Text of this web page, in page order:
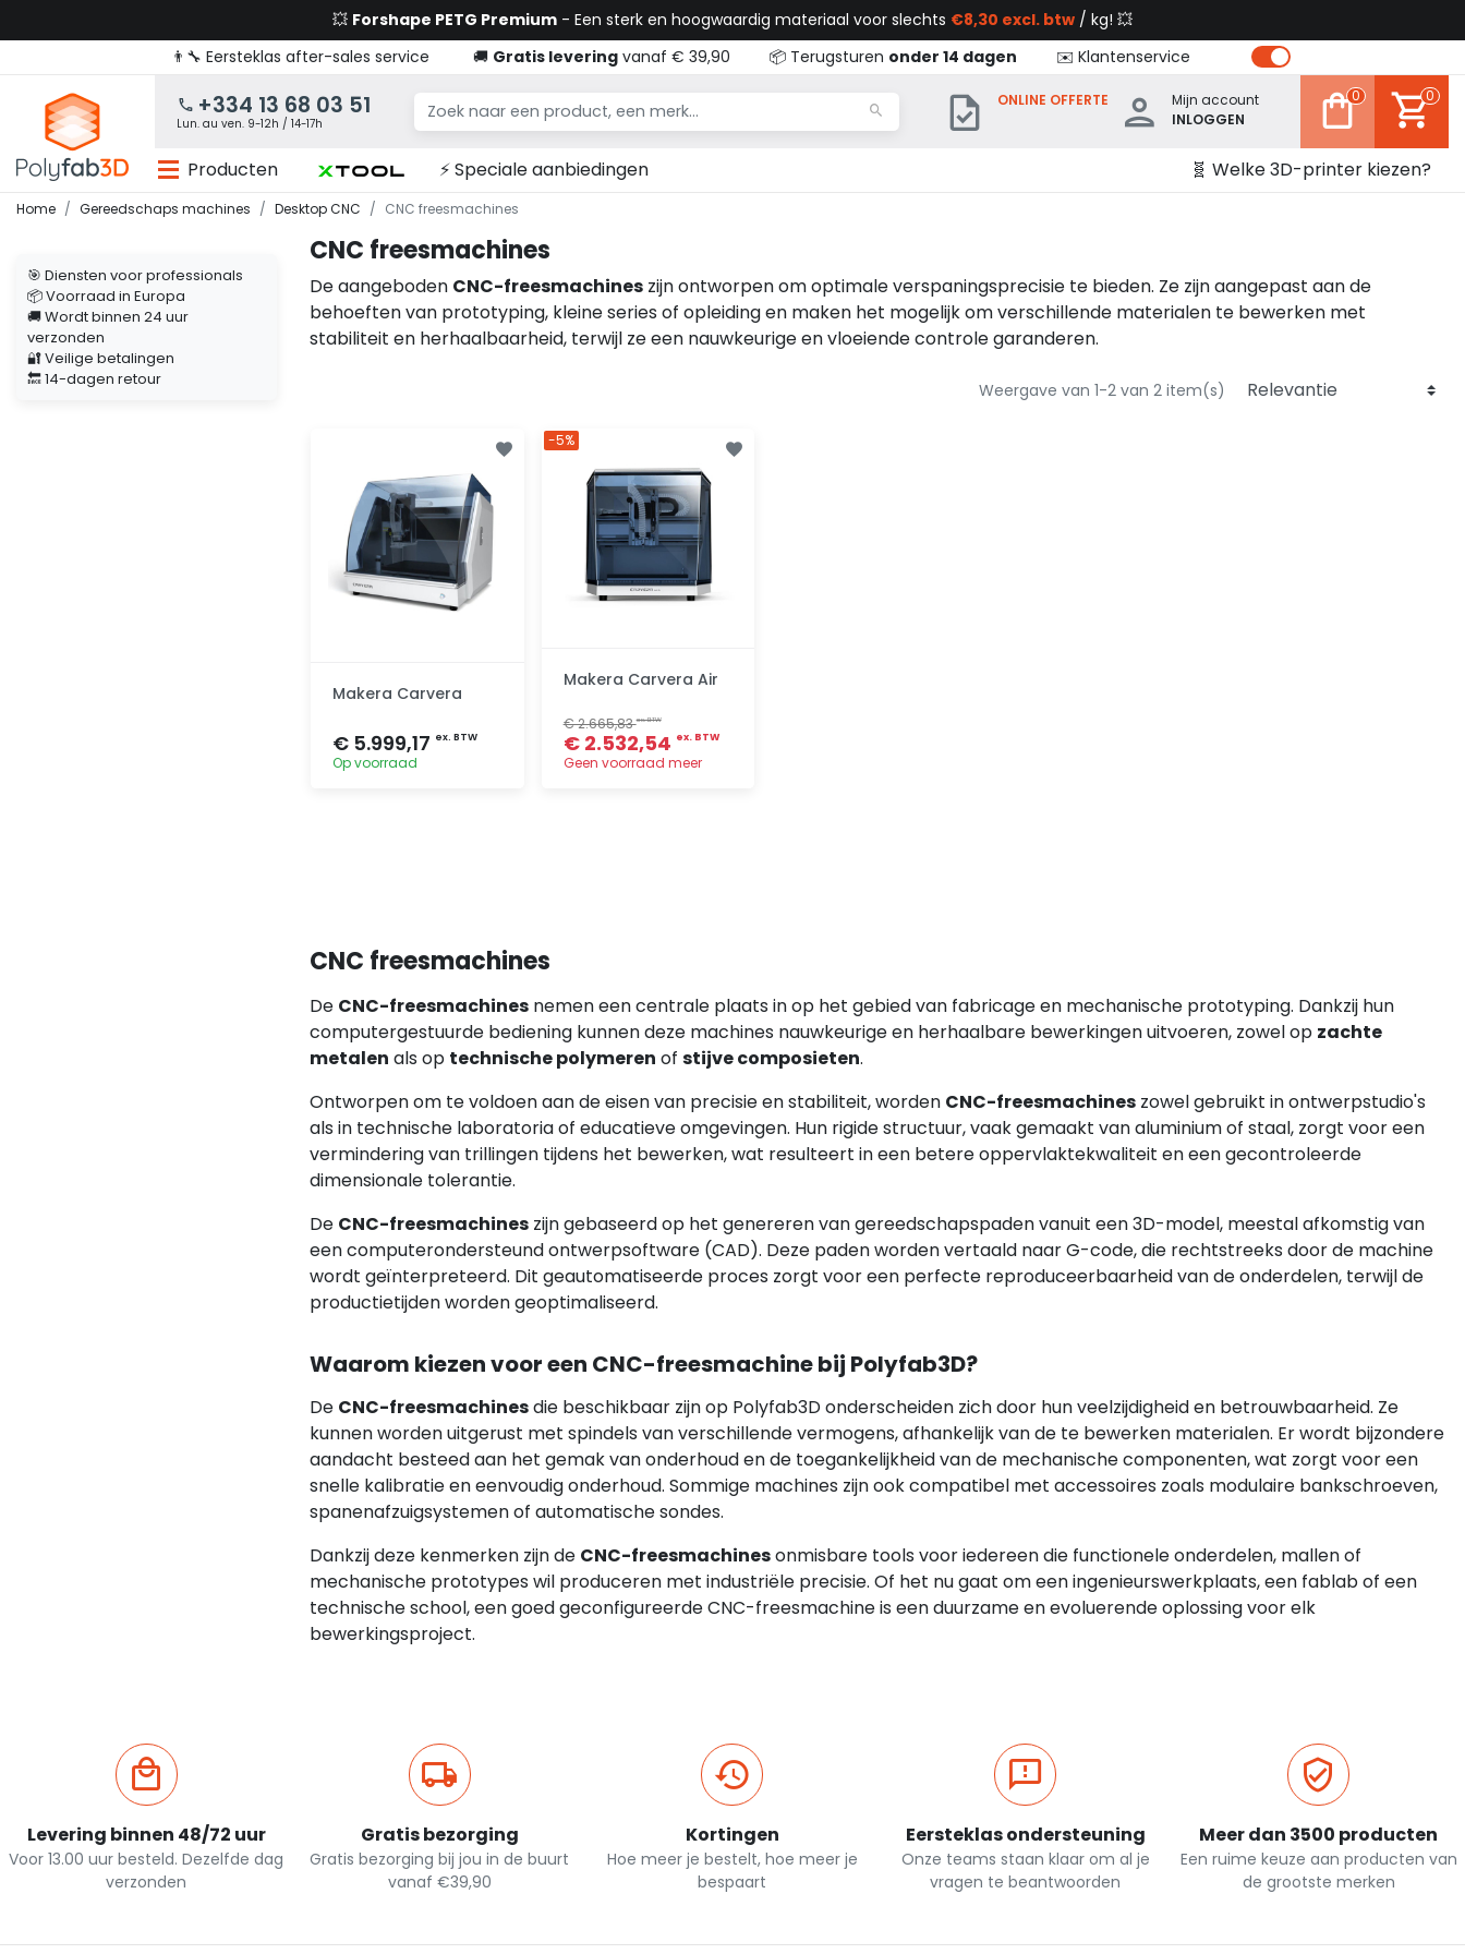
💥 Forshape PETG Premium - Een sterk en hoogwaardig materiaal voor slechts €8,30 excl. btw / kg! 💥
👨‍🔧 Eersteklas after-sales service
🚚 Gratis leveringvanaf € 39,90 📦 Terugsturen onder 14 dagen ✉️ Klantenservice
+334 13 68 03 51
Lun. au ven. 9-12h / 14-17h
ONLINE OFFERTE
Mijn account
INLOGGEN
0 0
Producten ⚡ Speciale aanbiedingen 🧬 Welke 3D-printer kiezen?
Home Gereedschaps machines Desktop CNC CNC freesmachines
🎯 Diensten voor professionals
📦 Voorraad in Europa
🚚 Wordt binnen 24 uur
verzonden
🔐 Veilige betalingen
🔙 14-dagen retour
CNC freesmachines
De aangeboden CNC-freesmachineszijn ontworpen om optimale verspaningsprecisie te bieden. Ze zijn aangepast aan de
behoeften van prototyping, kleine series of opleiding en maken het mogelijk om verschillende materialen te bewerken met
stabiliteit en herhaalbaarheid, terwijl ze een nauwkeurige en vloeiende controle garanderen.
Weergave van 1-2 van 2 item(s)
Makera Carvera
€ 5.999,17 ex. BTW
Op voorraad
Makera Carvera Air
€ 2.665,83ex. BTW
€ 2.532,54 ex. BTW
Geen voorraad meer
-5%
CNC freesmachines
De CNC-freesmachinesnemen een centrale plaats in op het gebied van fabricage en mechanische prototyping. Dankzij hun
computergestuurde bediening kunnen deze machines nauwkeurige en herhaalbare bewerkingen uitvoeren, zowel op zachte
metalen als op technische polymeren of stijve composieten.
Ontworpen om te voldoen aan de eisen van precisie en stabiliteit, worden CNC-freesmachineszowel gebruikt in ontwerpstudio's
als in technische laboratoria of educatieve omgevingen. Hun rigide structuur, vaak gemaakt van aluminium of staal, zorgt voor een
vermindering van trillingen tijdens het bewerken, wat resulteert in een betere oppervlaktekwaliteit en een gecontroleerde
dimensionale tolerantie.
De CNC-freesmachineszijn gebaseerd op het genereren van gereedschapspaden vanuit een 3D-model, meestal afkomstig van
een computerondersteund ontwerpsoftware (CAD). Deze paden worden vertaald naar G-code, die rechtstreeks door de machine
wordt geïnterpreteerd. Dit geautomatiseerde proces zorgt voor een perfecte reproduceerbaarheid van de onderdelen, terwijl de
productietijden worden geoptimaliseerd.
Waarom kiezen voor een CNC-freesmachine bij Polyfab3D?
De CNC-freesmachinesdie beschikbaar zijn op Polyfab3D onderscheiden zich door hun veelzijdigheid en betrouwbaarheid. Ze
kunnen worden uitgerust met spindels van verschillende vermogens, afhankelijk van de te bewerken materialen. Er wordt bijzondere
aandacht besteed aan het gemak van onderhoud en de toegankelijkheid van de mechanische componenten, wat zorgt voor een
snelle kalibratie en eenvoudig onderhoud. Sommige machines zijn ook compatibel met accessoires zoals modulaire bankschroeven,
spanenafzuigsystemen of automatische sondes.
Dankzij deze kenmerken zijn de CNC-freesmachinesonmisbare tools voor iedereen die functionele onderdelen, mallen of
mechanische prototypes wil produceren met industriële precisie. Of het nu gaat om een ingenieurswerkplaats, een fablab of een
technische school, een goed geconfigureerde CNC-freesmachine is een duurzame en evoluerende oplossing voor elk
bewerkingsproject.
Levering binnen 48/72 uur
Voor 13.00 uur besteld. Dezelfde dag
verzonden
Gratis bezorging
Gratis bezorging bij jou in de buurt
vanaf €39,90
Kortingen
Hoe meer je bestelt, hoe meer je
bespaart
Eersteklas ondersteuning
Onze teams staan klaar om al je
vragen te beantwoorden
Meer dan 3500 producten
Een ruime keuze aan producten van
de grootste merken